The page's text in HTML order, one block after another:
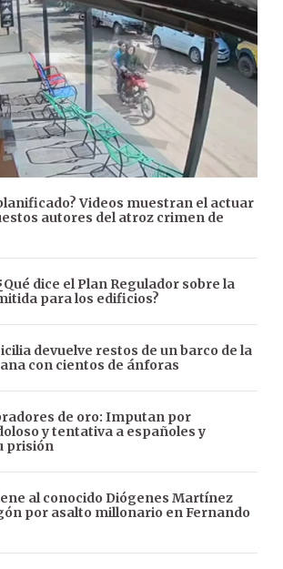
Videos muestran el actuar
autores del atroz crimen de
dice el Plan Regulador sobre la
para los edificios?
devuelve restos de un barco de la
con cientos de ánforas
de oro: Imputan por
y tentativa a españoles y
prisión
al conocido Diógenes Martínez
por asalto millonario en Fernando